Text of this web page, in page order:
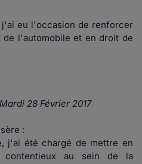
j'ai eu l'occasion de renforcer
l'automobile et en droit de
28 Février 2017
:
j'ai été chargé de mettre en
au sein de la